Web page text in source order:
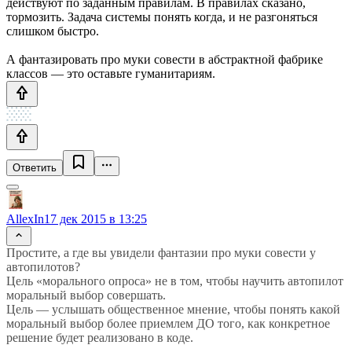
тормозить. Задача системы понять когда, и не разгоняться
слишком быстро.
А фантазировать про муки совести в абстрактной фабрике
классов — это оставьте гуманитариям.
Ответить
AllexIn17 дек 2015 в 13:25
Простите, а где вы увидели фантазии про муки совести у
автопилотов?
Цель «морального опроса» не в том, чтобы научить автопилот
моральный выбор совершать.
Цель — услышать общественное мнение, чтобы понять какой
моральный выбор более приемлем ДО того, как конкретное
решение будет реализовано в коде.